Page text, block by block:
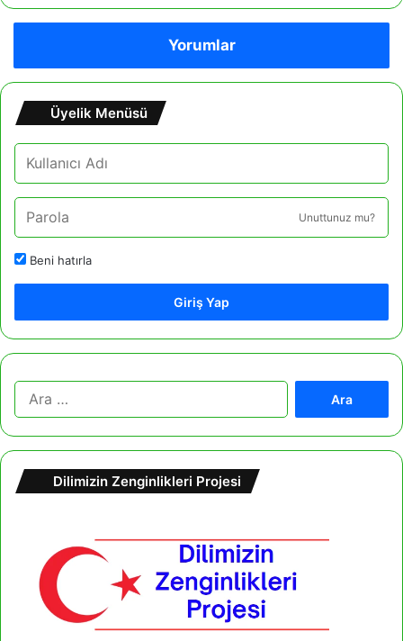
Yorumlar
Üyelik Menüsü
Unuttunuz mu?
Beni hatırla
Giriş Yap
Dilimizin Zenginlikleri Projesi